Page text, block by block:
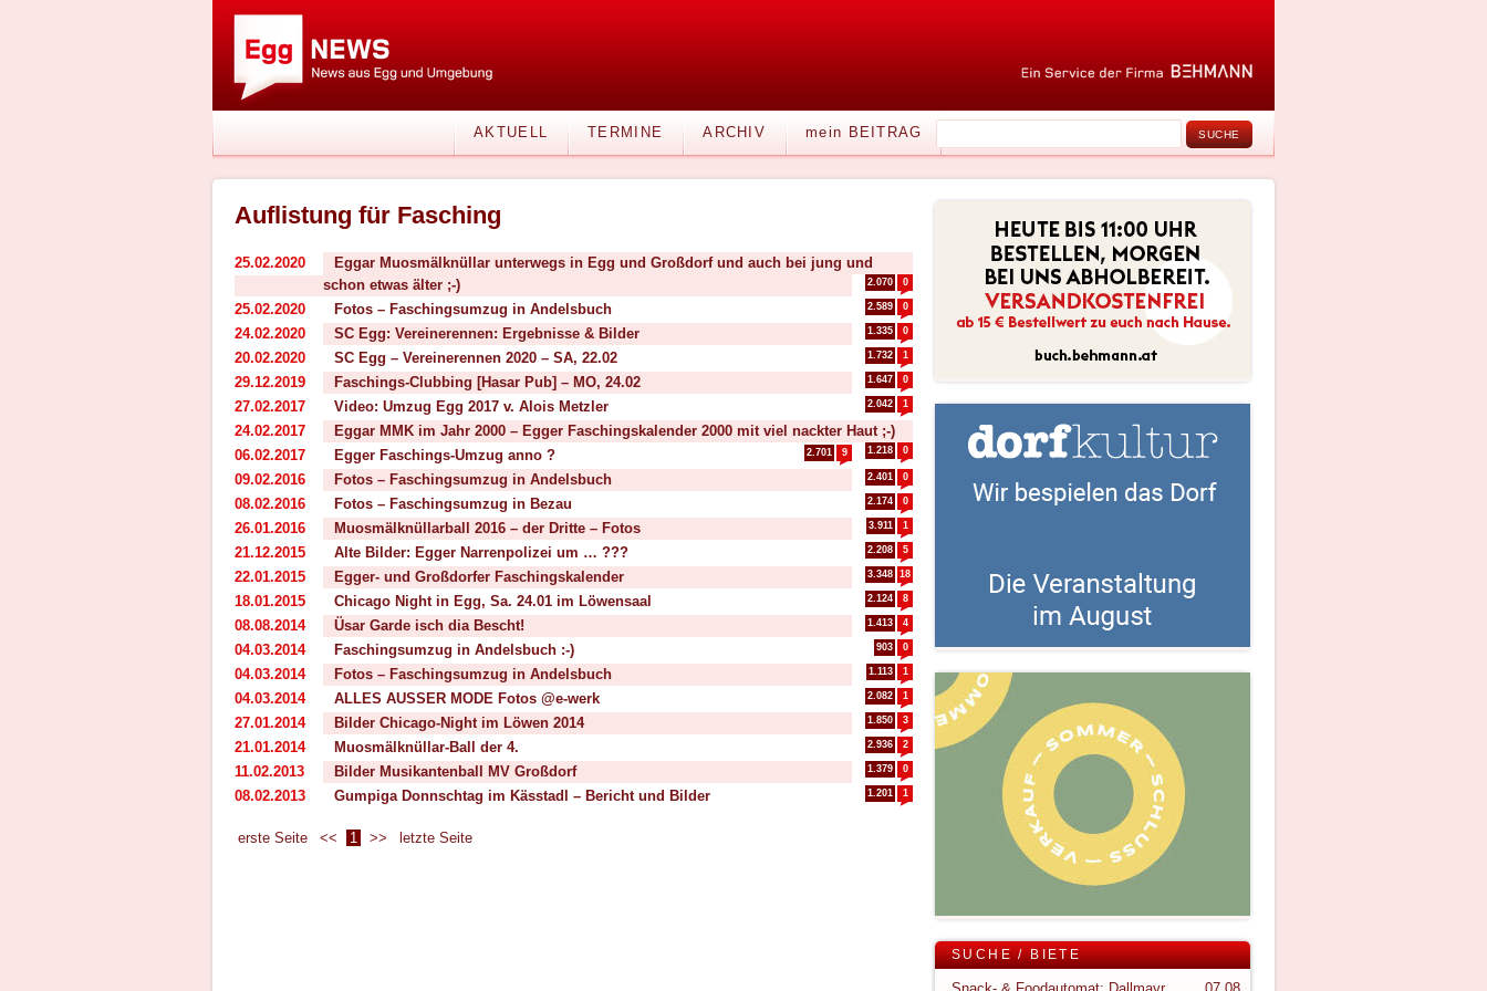
AKTUELL TERMINE ARCHIV mein BEITRAG
Auflistung für Fasching
25.02.2020
Eggar Muosmälknüllar unterwegs in Egg und Großdorf und auch bei jung und
schon etwas älter ;-)
0
2.070
25.02.2020 Fotos – Faschingsumzug in Andelsbuch 0
2.589
24.02.2020 SC Egg: Vereinerennen: Ergebnisse & Bilder 0
1.335
20.02.2020 SC Egg – Vereinerennen 2020 – SA, 22.02 1
1.732
29.12.2019 Faschings-Clubbing [Hasar Pub] – MO, 24.02 0
1.647
27.02.2017 Video: Umzug Egg 2017 v. Alois Metzler 1
2.042
24.02.2017 Eggar MMK im Jahr 2000 – Egger Faschingskalender 2000 mit viel nackter Haut ;-)
0
1.218
06.02.2017 Egger Faschings-Umzug anno ? 9
2.701
09.02.2016 Fotos – Faschingsumzug in Andelsbuch 0
2.401
08.02.2016 Fotos – Faschingsumzug in Bezau 0
2.174
26.01.2016 Muosmälknüllarball 2016 – der Dritte – Fotos 1
3.911
21.12.2015 Alte Bilder: Egger Narrenpolizei um … ??? 5
2.208
22.01.2015 Egger- und Großdorfer Faschingskalender 18
3.348
18.01.2015 Chicago Night in Egg, Sa. 24.01 im Löwensaal 8
2.124
08.08.2014 Üsar Garde isch dia Bescht! 4
1.413
04.03.2014 Faschingsumzug in Andelsbuch :-) 0
903
04.03.2014 Fotos – Faschingsumzug in Andelsbuch 1
1.113
04.03.2014 ALLES AUSSER MODE Fotos @e-werk 1
2.082
27.01.2014 Bilder Chicago-Night im Löwen 2014 3
1.850
21.01.2014 Muosmälknüllar-Ball der 4. 2
2.936
11.02.2013 Bilder Musikantenball MV Großdorf 0
1.379
08.02.2013 Gumpiga Donnschtag im Kässtadl – Bericht und Bilder 1
1.201
erste Seite << 1 >> letzte Seite
SUCHE / BIETE